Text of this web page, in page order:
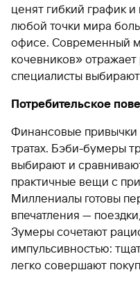
ценят гибкий график и
любой точки мира
офисе. Современный
кочевников»
специалисты
Потребительское
Финансовые привычки
тратах. Бэби-бумеры
выбирают и
практичные вещи с
Миллениалы готовы
впечатления —
Зумеры сочетают
импульсивностью:
легко совершают